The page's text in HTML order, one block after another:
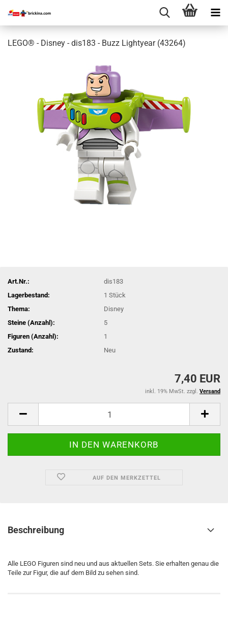
LEGO® - Disney - dis183 - Buzz Lightyear (43264)
Art.Nr.:
dis183
Lagerbestand:
1Stück
Thema:
Disney
Steine (Anzahl):
5
Figuren (Anzahl):
1
Zustand:
Neu
7,40 EUR
inkl. 19% MwSt. zzgl. Versand
AUF DEN MERKZETTEL
Beschreibung
Alle LEGO Figuren sind neu und aus aktuellen Sets. Sie erhalten genau die
Teile zur Figur, die auf dem Bild zu sehen sind.